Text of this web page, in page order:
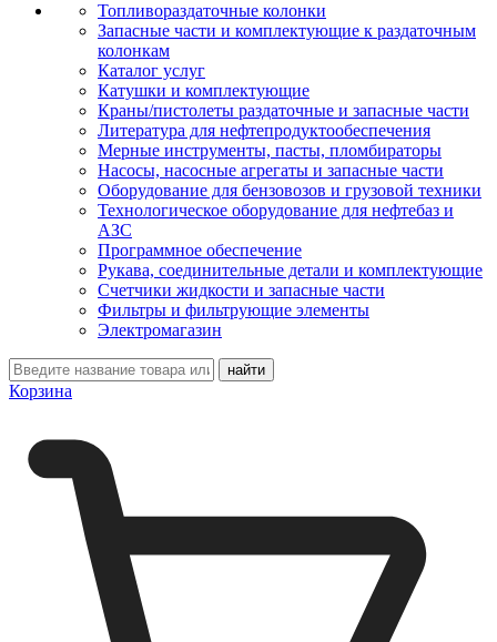
Топливораздаточные колонки
Запасные части и комплектующие к раздаточным
колонкам
Каталог услуг
Катушки и комплектующие
Краны/пистолеты раздаточные и запасные части
Литература для нефтепродуктообеспечения
Мерные инструменты, пасты, пломбираторы
Насосы, насосные агрегаты и запасные части
Оборудование для бензовозов и грузовой техники
Технологическое оборудование для нефтебаз и
АЗС
Программное обеспечение
Рукава, соединительные детали и комплектующие
Счетчики жидкости и запасные части
Фильтры и фильтрующие элементы
Электромагазин
Корзина